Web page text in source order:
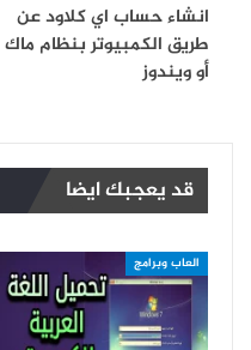
انشاء حساب اي كلاود عن
طريق الكمبيوتر بنظام ماك
أو ويندوز
قد يعجبك ايضا
العاب وبرامج